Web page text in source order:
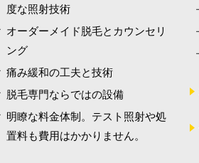
度な照射技術
オーダーメイド脱毛とカウンセリ
ング
痛み緩和の工夫と技術
脱毛専門ならではの設備
明瞭な料金体制。テスト照射や処
置料も費用はかかりません。